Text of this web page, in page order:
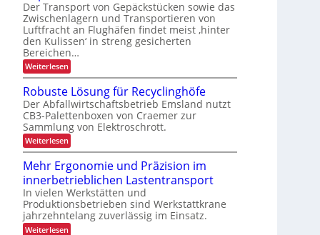
x
n
m
a
n
a
g
e
m
e
n
t
r
ä
s
e
n
z
u
t
z
u
n
g
i
n
e
r
L
o
g
i
s
t
i
k
Der Transport von Gepäckstücken sowie das
Zwischenlagern und Transportieren von
Luftfracht an Flughäfen findet meist ‚hinter
den Kulissen‘ in streng gesicherten
Bereichen…
Weiterlesen:
Z
u
v
e
r
l
ä
s
s
i
g
e
r
T
r
a
Robuste Lösung für Recyclinghöfe
Der Abfallwirtschaftsbetrieb Emsland nutzt
CB3-Palettenboxen von Craemer zur
Sammlung von Elektroschrott.
Weiterlesen:
R
b
u
s
t
e
L
ö
Mehr Ergonomie und Präzision im
innerbetrieblichen Lastentransport
In vielen Werkstätten und
Produktionsbetrieben sind Werkstattkrane
jahrzehntelang zuverlässig im Einsatz.
Weiterlesen: